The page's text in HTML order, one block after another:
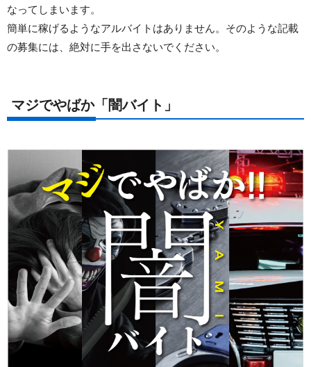
なってしまいます。
簡単に稼げるようなアルバイトはありません。そのような記載
の募集には、絶対に手を出さないでください。
マジでやばか「闇バイト」